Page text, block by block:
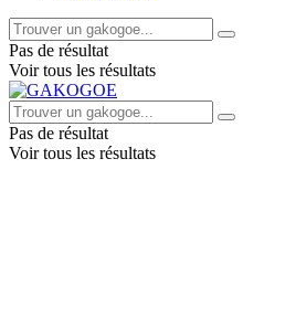
Pas de résultat
Voir tous les résultats
Pas de résultat
Voir tous les résultats